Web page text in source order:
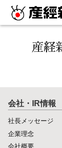
産経
会社・IR情報
社長メッセージ
企業理念
会社概要